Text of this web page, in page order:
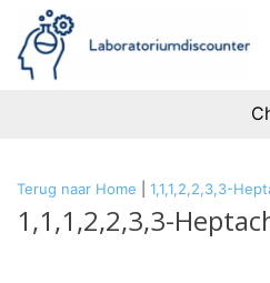
Terug naar Home 1,1,1,2,2,3,3-
1,1,1,2,2,3,3-